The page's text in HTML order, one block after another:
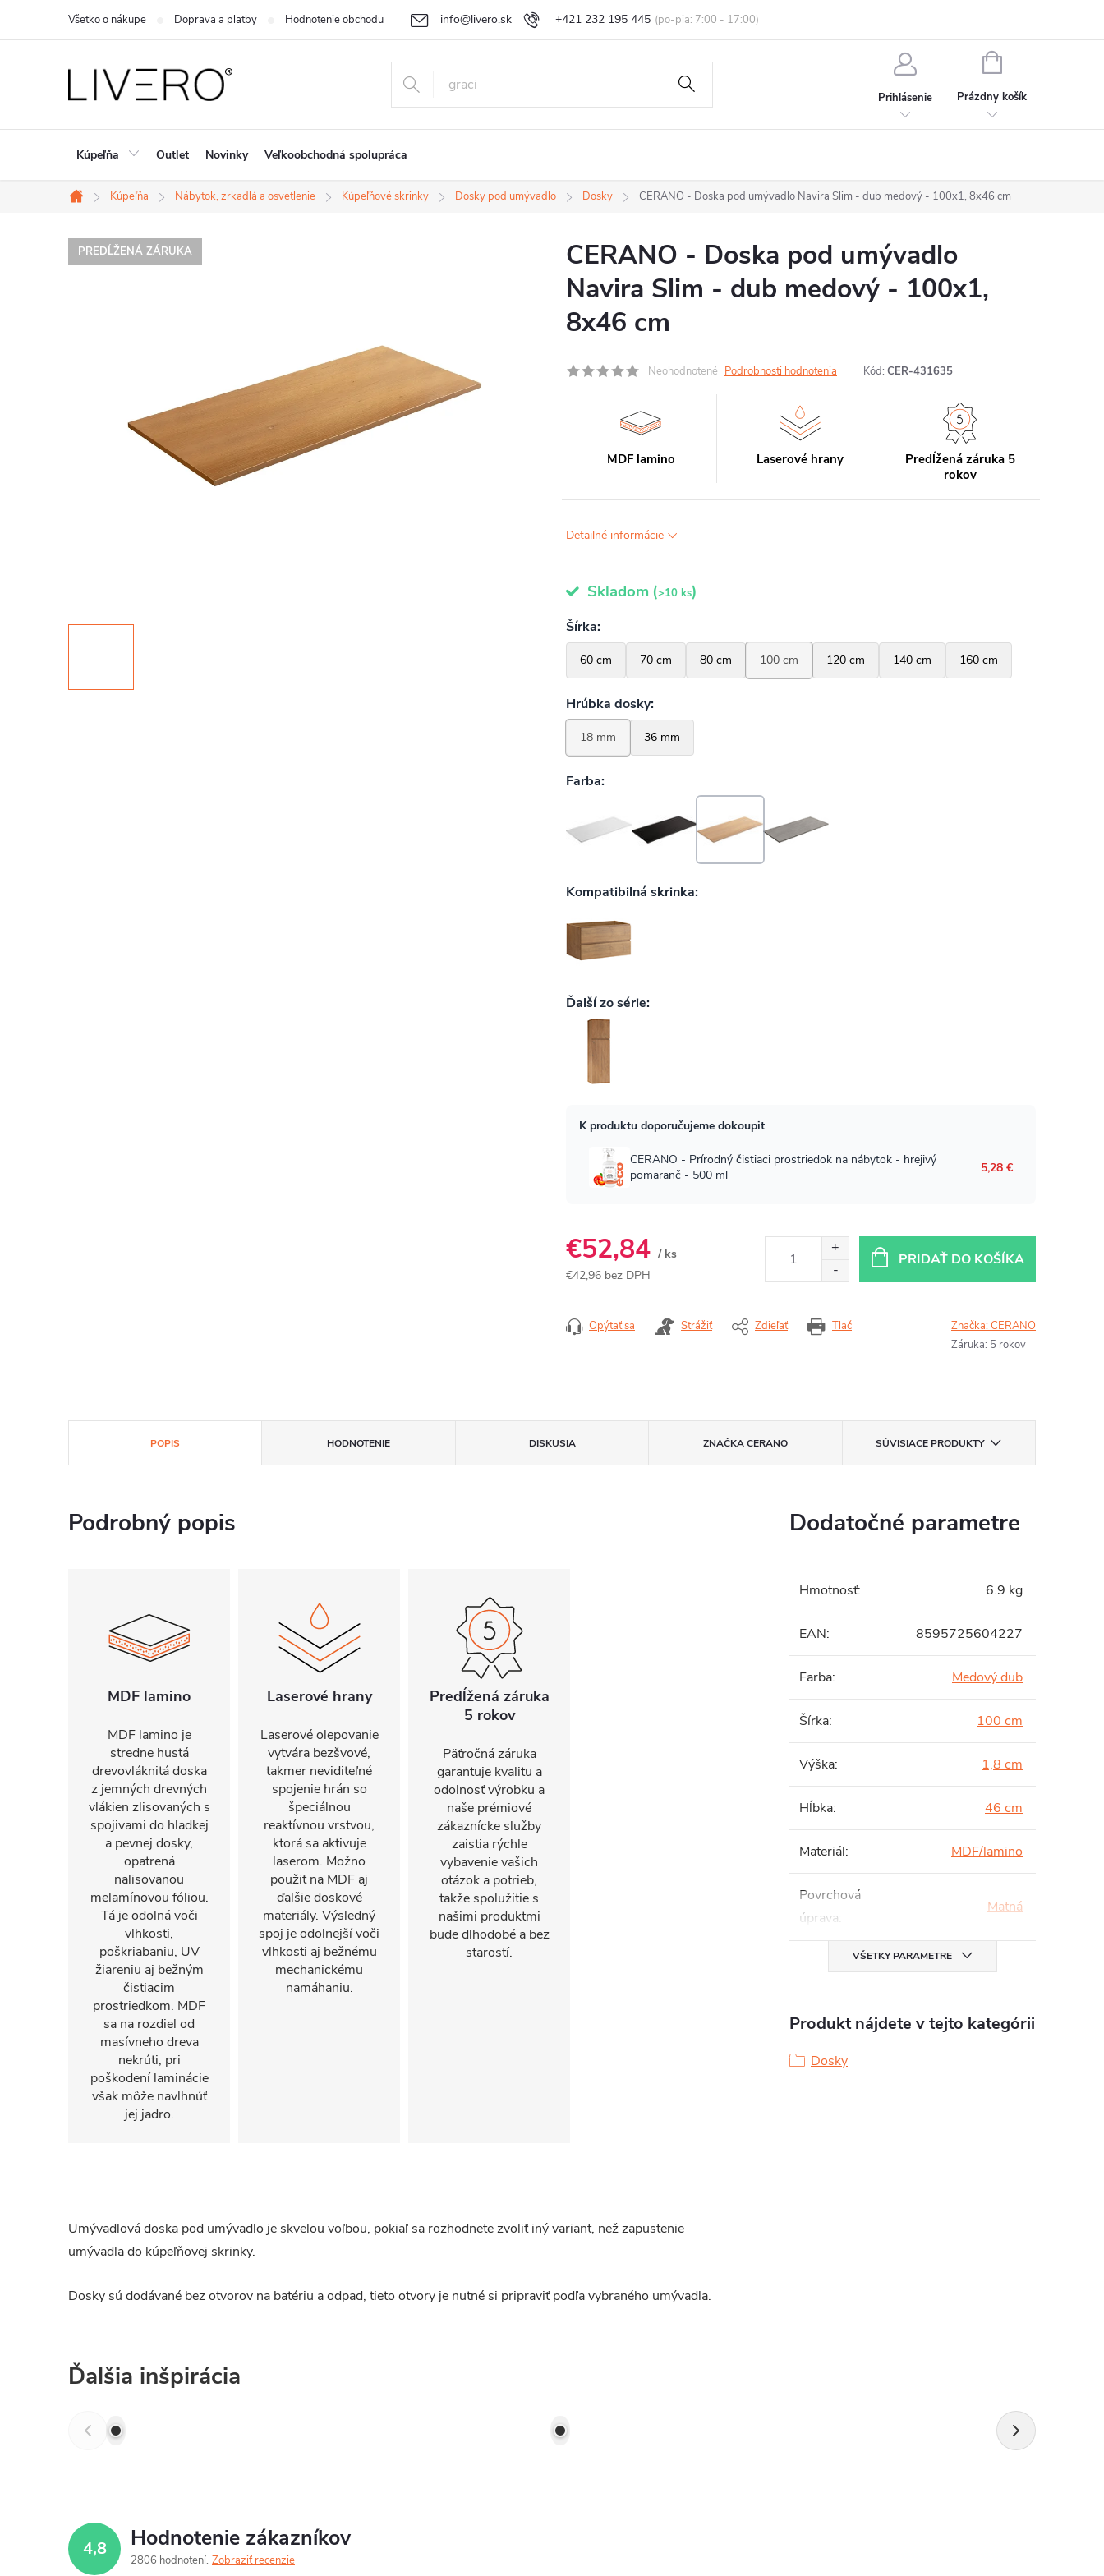
+421 232 195 445
info@livero.sk
Všetko o nákupe Doprava a platby Hodnotenie obchodu Vrátenie tovaru a reklamácia Obchodné podmienky Podmienky ochrany osobných údajov
Prihlásenie
NÁKUPNÝ
Prázdny košík
Kúpeľňa Outlet Novinky Veľkoobchodná spolupráca
Domov
Kúpeľňa Nábytok, zrkadlá a osvetlenie Kúpeľňové skrinky Dosky pod umývadlo Dosky CERANO - Doska pod umývadlo Navira Slim - dub medový - 100x1, 8x46 cm
PREDĹŽENÁ ZÁRUKA
CERANO - Doska pod umývadlo
Navira Slim - dub medový - 100x1,
8x46 cm
Neohodnotené Podrobnosti hodnotenia Kód: CER-431635
MDF lamino Laserové hrany
Predĺžená záruka 5
rokov
Detailné informácie
Skladom (>10 ks)
€52,84 / ks
€42,96 bez DPH
PRIDAŤ DO KOŠÍKA
Tlač
Opýtať sa Strážiť Zdieľať Značka:CERANO
Záruka: 5 rokov
POPIS HODNOTENIE DISKUSIA ZNAČKACERANO SÚVISIACE PRODUKTY
Podrobný popis
MDF lamino
MDF lamino je
stredne hustá
drevovláknitá doska
z jemných drevných
vlákien zlisovaných s
spojivami do hladkej
a pevnej dosky,
opatrená
nalisovanou
melamínovou fóliou.
Tá je odolná voči
vlhkosti,
poškriabaniu, UV
žiareniu aj bežným
čistiacim
prostriedkom. MDF
sa na rozdiel od
masívneho dreva
nekrúti, pri
poškodení laminácie
však môže navlhnúť
jej jadro.
Laserové hrany
Laserové olepovanie
vytvára bezšvové,
takmer neviditeľné
spojenie hrán so
špeciálnou
reaktívnou vrstvou,
ktorá sa aktivuje
laserom. Možno
použiť na MDF aj
ďalšie doskové
materiály. Výsledný
spoj je odolnejší voči
vlhkosti aj bežnému
mechanickému
namáhaniu.
Predĺžená záruka
5 rokov
Päťročná záruka
garantuje kvalitu a
odolnosť výrobku a
naše prémiové
zákaznícke služby
zaistia rýchle
vybavenie vašich
otázok a potrieb,
takže spolužitie s
našimi produktmi
bude dlhodobé a bez
starostí.
Umývadlová doska pod umývadlo je skvelou voľbou, pokiaľ sa rozhodnete zvoliť iný variant, než zapustenie
umývadla do kúpeľňovej skrinky.
Dosky sú dodávané bez otvorov na batériu a odpad, tieto otvory je nutné si pripraviť podľa vybraného umývadla.
Dodatočné parametre
Hmotnosť: 6.9 kg
EAN: 8595725604227
Farba: Medový dub
Šírka: 100 cm
Výška: 1,8 cm
Hĺbka: 46 cm
Materiál: MDF/lamino
Povrchová
úprava:
Matná
VŠETKY PARAMETRE
Produkt nájdete v tejto kategórii
Dosky
Ďalšia inšpirácia
4,8 Hodnotenie zákazníkov
2806 hodnotení Zobraziť recenzie